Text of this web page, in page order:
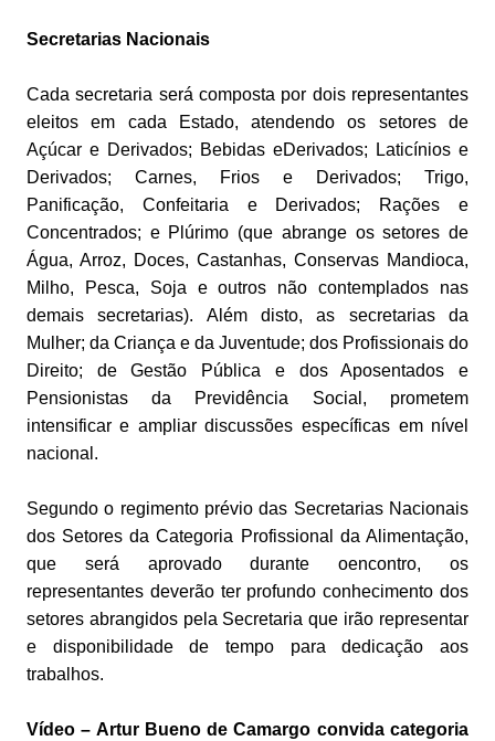
Secretarias Nacionais
Cada secretaria será composta por dois representantes
eleitos em cada Estado, atendendo os setores de
Açúcar e Derivados; Bebidas eDerivados; Laticínios e
Derivados; Carnes, Frios e Derivados; Trigo,
Panificação, Confeitaria e Derivados; Rações e
Concentrados; e Plúrimo (que abrange os setores de
Água, Arroz, Doces, Castanhas, Conservas Mandioca,
Milho, Pesca, Soja e outros não contemplados nas
demais secretarias). Além disto, as secretarias da
Mulher; da Criança e da Juventude; dos Profissionais do
Direito; de Gestão Pública e dos Aposentados e
Pensionistas da Previdência Social, prometem
intensificar e ampliar discussões específicas em nível
nacional.
Segundo o regimento prévio das Secretarias Nacionais
dos Setores da Categoria Profissional da Alimentação,
que será aprovado durante oencontro, os
representantes deverão ter profundo conhecimento dos
setores abrangidos pela Secretaria que irão representar
e disponibilidade de tempo para dedicação aos
trabalhos.
Vídeo – Artur Bueno de Camargo convida categoria